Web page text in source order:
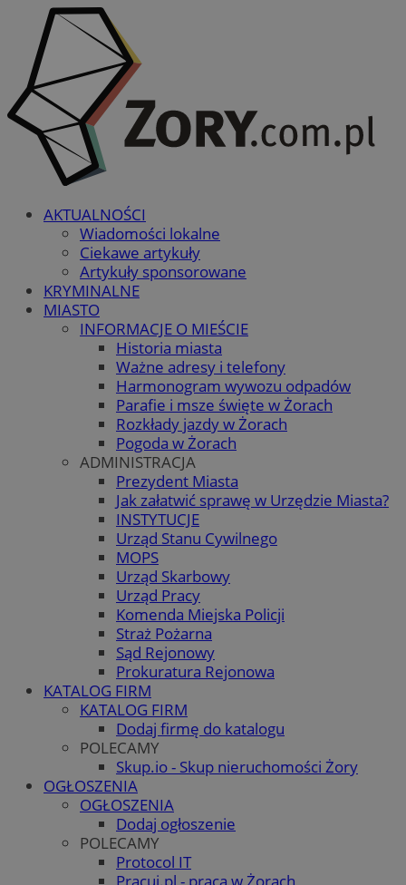
AKTUALNOŚCI
Wiadomości lokalne
Ciekawe artykuły
Artykuły sponsorowane
KRYMINALNE
MIASTO
INFORMACJE O MIEŚCIE
Historia miasta
Ważne adresy i telefony
Harmonogram wywozu odpadów
Parafie i msze święte w Żorach
Rozkłady jazdy w Żorach
Pogoda w Żorach
ADMINISTRACJA
Prezydent Miasta
Jak załatwić sprawę w Urzędzie Miasta?
INSTYTUCJE
Urząd Stanu Cywilnego
MOPS
Urząd Skarbowy
Urząd Pracy
Komenda Miejska Policji
Straż Pożarna
Sąd Rejonowy
Prokuratura Rejonowa
KATALOG FIRM
KATALOG FIRM
Dodaj firmę do katalogu
POLECAMY
Skup.io - Skup nieruchomości Żory
OGŁOSZENIA
OGŁOSZENIA
Dodaj ogłoszenie
POLECAMY
Protocol IT